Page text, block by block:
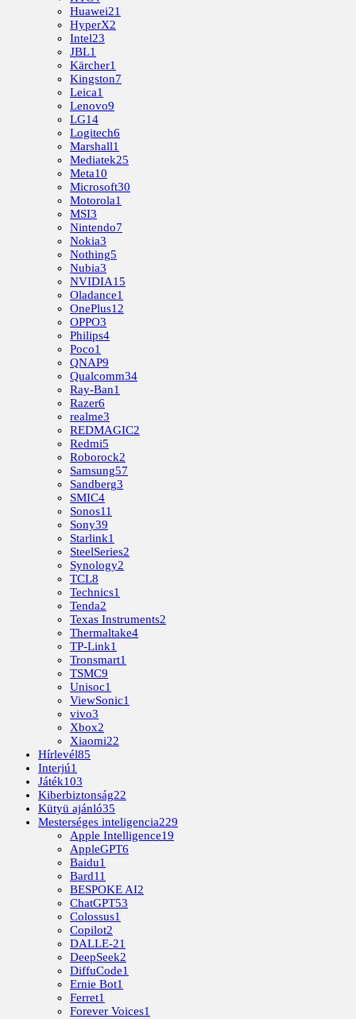
Huawei21
HyperX2
Intel23
JBL1
Kärcher1
Kingston7
Leica1
Lenovo9
LG14
Logitech6
Marshall1
Mediatek25
Meta10
Microsoft30
Motorola1
MSI3
Nintendo7
Nokia3
Nothing5
Nubia3
NVIDIA15
Oladance1
OnePlus12
OPPO3
Philips4
Poco1
QNAP9
Qualcomm34
Ray-Ban1
Razer6
realme3
REDMAGIC2
Redmi5
Roborock2
Samsung57
Sandberg3
SMIC4
Sonos11
Sony39
Starlink1
SteelSeries2
Synology2
TCL8
Technics1
Tenda2
Texas Instruments2
Thermaltake4
TP-Link1
Tronsmart1
TSMC9
Unisoc1
ViewSonic1
vivo3
Xbox2
Xiaomi22
Hírlevél85
Interjú1
Játék103
Kiberbiztonság22
Kütyü ajánló35
Mesterséges inteligencia229
Apple Intelligence19
AppleGPT6
Baidu1
Bard11
BESPOKE AI2
ChatGPT53
Colossus1
Copilot2
DALLE-21
DeepSeek2
DiffuCode1
Ernie Bot1
Ferret1
Forever Voices1